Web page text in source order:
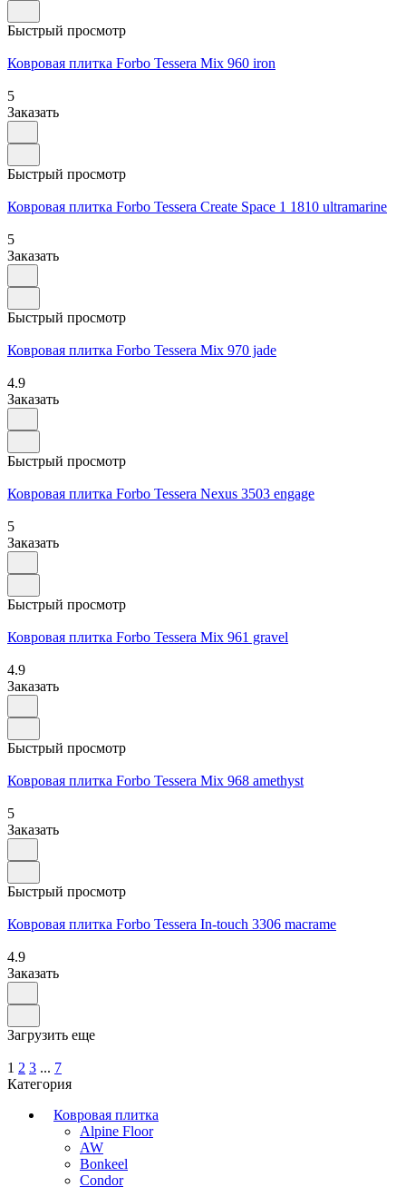
Быстрый просмотр
Ковровая плитка Forbo Tessera Mix 960 iron
5
Заказать
Быстрый просмотр
Ковровая плитка Forbo Tessera Create Space 1 1810 ultramarine
5
Заказать
Быстрый просмотр
Ковровая плитка Forbo Tessera Mix 970 jade
4.9
Заказать
Быстрый просмотр
Ковровая плитка Forbo Tessera Nexus 3503 engage
5
Заказать
Быстрый просмотр
Ковровая плитка Forbo Tessera Mix 961 gravel
4.9
Заказать
Быстрый просмотр
Ковровая плитка Forbo Tessera Mix 968 amethyst
5
Заказать
Быстрый просмотр
Ковровая плитка Forbo Tessera In-touch 3306 macrame
4.9
Заказать
Загрузить еще
1 2 3 ... 7
Категория
Ковровая плитка
Alpine Floor
AW
Bonkeel
Condor